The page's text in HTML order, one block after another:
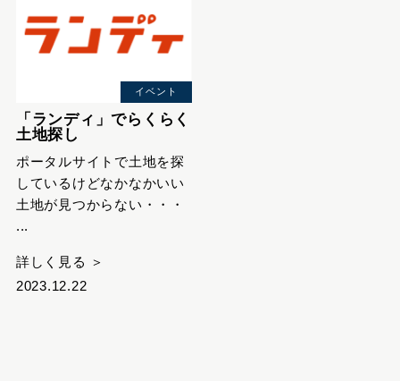
イベント
「ランディ」でらくらく
土地探し
ポータルサイトで土地を探
しているけどなかなかいい
土地が見つからない・・・
...
詳しく見る ＞
2023.12.22